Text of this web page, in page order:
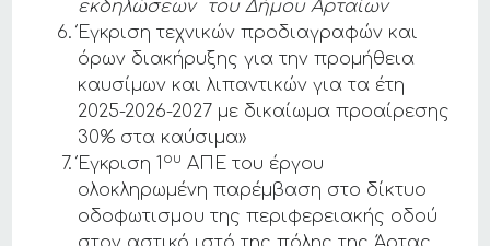
εκδηλώσεων του Δήμου Αρταίων
Έγκριση τεχνικών προδιαγραφών και
όρων διακήρυξης για την προμήθεια
καυσίμων και λιπαντικών για τα έτη
2025-2026-2027 με δικαίωμα προαίρεσης
30% στα καύσιμα»
Έγκριση 1 ου ΑΠΕ του έργου
ολοκληρωμένη παρέμβαση στο δίκτυο
οδοφωτισμου της περιφερειακής οδού